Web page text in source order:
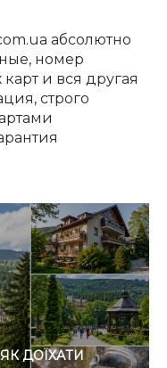
абсолютно
номер
и вся другая
строго
ДОЇХАТИ